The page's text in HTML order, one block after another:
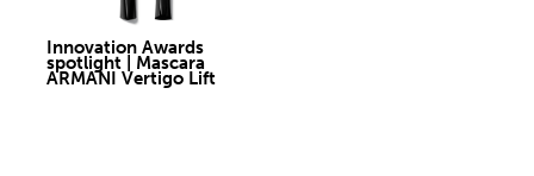
Innovation Awards
spotlight | Mascara
ARMANI Vertigo Lift